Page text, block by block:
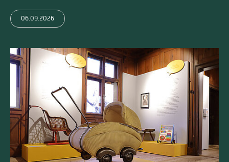
06.09.2026